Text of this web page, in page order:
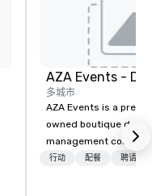
阿纳海姆新天使体育
外场的露台牛棚、扩
和特许区、宽敞而现
亭、面向家庭的座位
和独木舟级套房、百
向青年的互动游戏区
念吉恩·奥特里和米歇
此外，新的阿纳海姆
供全方位服务的餐厅
右侧球场线下方的俱
吧）；钻石俱乐部（
层在本垒板后面有户
Homeplate Club（俱
多城市
AZA Events is a
owned boutique
management
exceptional corporate
行动 配餐 聘请娱乐